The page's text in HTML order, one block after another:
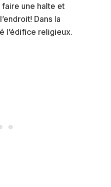
faire une halte et
Dans la
l’édifice religieux.